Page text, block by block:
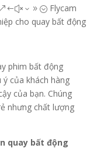
Flycam
cho quay bất động
phim bất động
của khách hàng
của bạn. Chúng
nhưng chất lượng
quay bất động